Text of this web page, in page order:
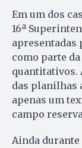
Em um dos
16ª
apresentadas
como parte
quantitativos.
das planilhas
apenas um
campo
Ainda durante